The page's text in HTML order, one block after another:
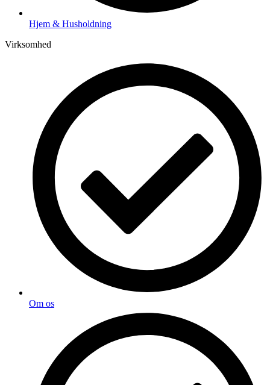
Hjem & Husholdning
Virksomhed
Om os